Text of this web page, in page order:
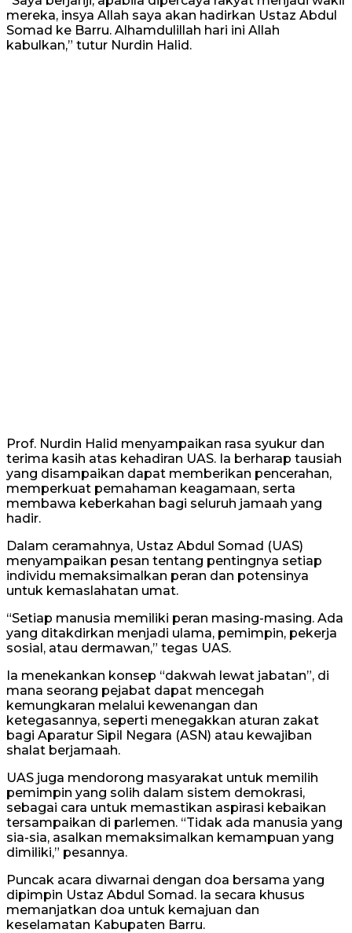
mereka, insya Allah saya akan hadirkan Ustaz Abdul
Somad ke Barru. Alhamdulillah hari ini Allah
kabulkan,” tutur Nurdin Halid.
Prof. Nurdin Halid menyampaikan rasa syukur dan
terima kasih atas kehadiran UAS. Ia berharap tausiah
yang disampaikan dapat memberikan pencerahan,
memperkuat pemahaman keagamaan, serta
membawa keberkahan bagi seluruh jamaah yang
hadir.
Dalam ceramahnya, Ustaz Abdul Somad (UAS)
menyampaikan pesan tentang pentingnya setiap
individu memaksimalkan peran dan potensinya
untuk kemaslahatan umat.
“Setiap manusia memiliki peran masing-masing. Ada
yang ditakdirkan menjadi ulama, pemimpin, pekerja
sosial, atau dermawan,” tegas UAS.
Ia menekankan konsep “dakwah lewat jabatan”, di
mana seorang pejabat dapat mencegah
kemungkaran melalui kewenangan dan
ketegasannya, seperti menegakkan aturan zakat
bagi Aparatur Sipil Negara (ASN) atau kewajiban
shalat berjamaah.
UAS juga mendorong masyarakat untuk memilih
pemimpin yang solih dalam sistem demokrasi,
sebagai cara untuk memastikan aspirasi kebaikan
tersampaikan di parlemen. “Tidak ada manusia yang
sia-sia, asalkan memaksimalkan kemampuan yang
dimiliki,” pesannya.
Puncak acara diwarnai dengan doa bersama yang
dipimpin Ustaz Abdul Somad. Ia secara khusus
memanjatkan doa untuk kemajuan dan
keselamatan Kabupaten Barru.